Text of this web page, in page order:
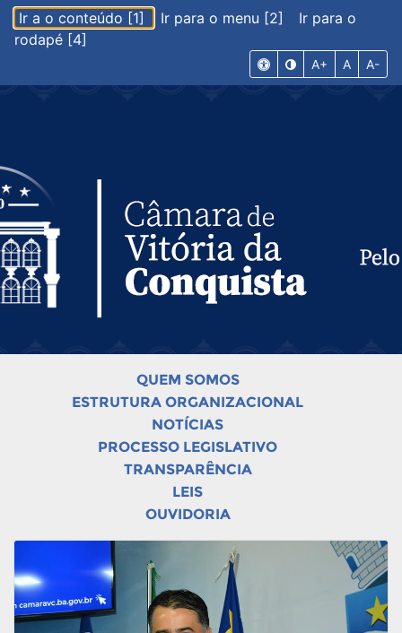
Ir a o conteúdo [1] Ir para o menu [2]
Ir para o
rodapé [4]
A+ A A-
QUEM SOMOS
ESTRUTURA ORGANIZACIONAL
NOTÍCIAS
PROCESSO LEGISLATIVO
TRANSPARÊNCIA
LEIS
OUVIDORIA